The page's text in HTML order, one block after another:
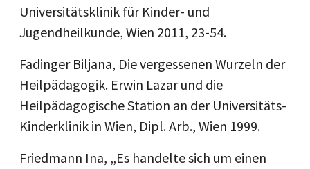
Universitätsklinik für Kinder- und
Jugendheilkunde, Wien 2011, 23-54.
Fadinger Biljana, Die vergessenen Wurzeln der
Heilpädagogik. Erwin Lazar und die
Heilpädagogische Station an der Universitäts-
Kinderklinik in Wien, Dipl. Arb., Wien 1999.
Friedmann Ina, „Es handelte sich um einen